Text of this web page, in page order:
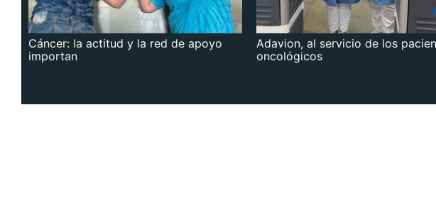
Cáncer: la actitud y la red de apoyo
importan
Adavion, al servicio de los
oncológicos